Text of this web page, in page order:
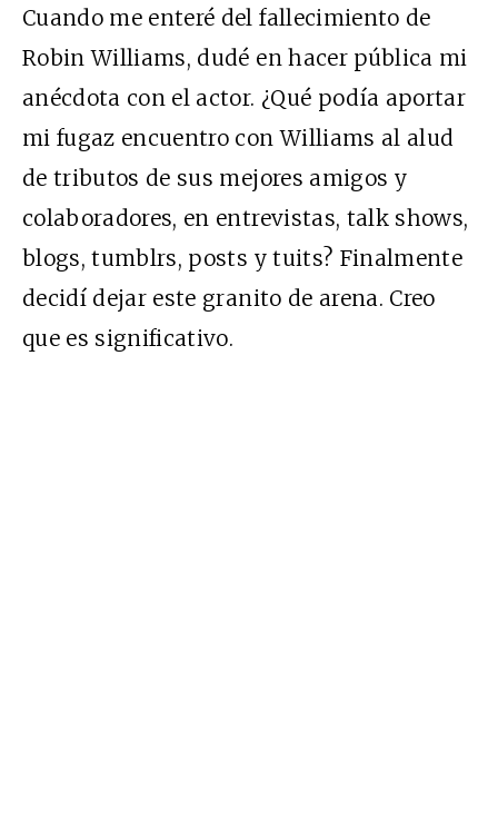
Cuando me enteré del fallecimiento de
Robin Williams, dudé en hacer pública mi
anécdota con el actor. ¿Qué podía aportar
mi fugaz encuentro con Williams al alud
de tributos de sus mejores amigos y
colaboradores, en entrevistas, talk shows,
blogs, tumblrs, posts y tuits? Finalmente
decidí dejar este granito de arena. Creo
que es significativo.